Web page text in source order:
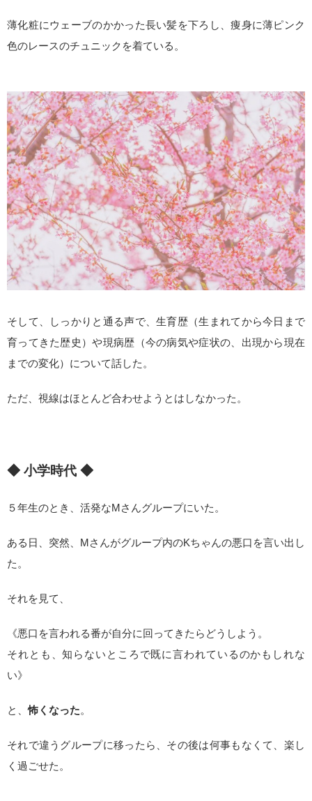
薄化粧にウェーブのかかった長い髪を下ろし、痩身に薄ピンク
色のレースのチュニックを着ている。
そして、しっかりと通る声で、生育歴（生まれてから今日まで
育ってきた歴史）や現病歴（今の病気や症状の、出現から現在
までの変化）について話した。
ただ、視線はほとんど合わせようとはしなかった。
◆ 小学時代 ◆
５年生のとき、活発なMさんグループにいた。
ある日、突然、Mさんがグループ内のKちゃんの悪口を言い出し
た。
それを見て、
《悪口を言われる番が自分に回ってきたらどうしよう。
それとも、知らないところで既に言われているのかもしれな
い》
と、怖くなった。
それで違うグループに移ったら、その後は何事もなくて、楽し
く過ごせた。